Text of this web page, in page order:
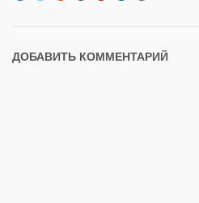
ДОБАВИТЬ КОММЕНТАРИЙ